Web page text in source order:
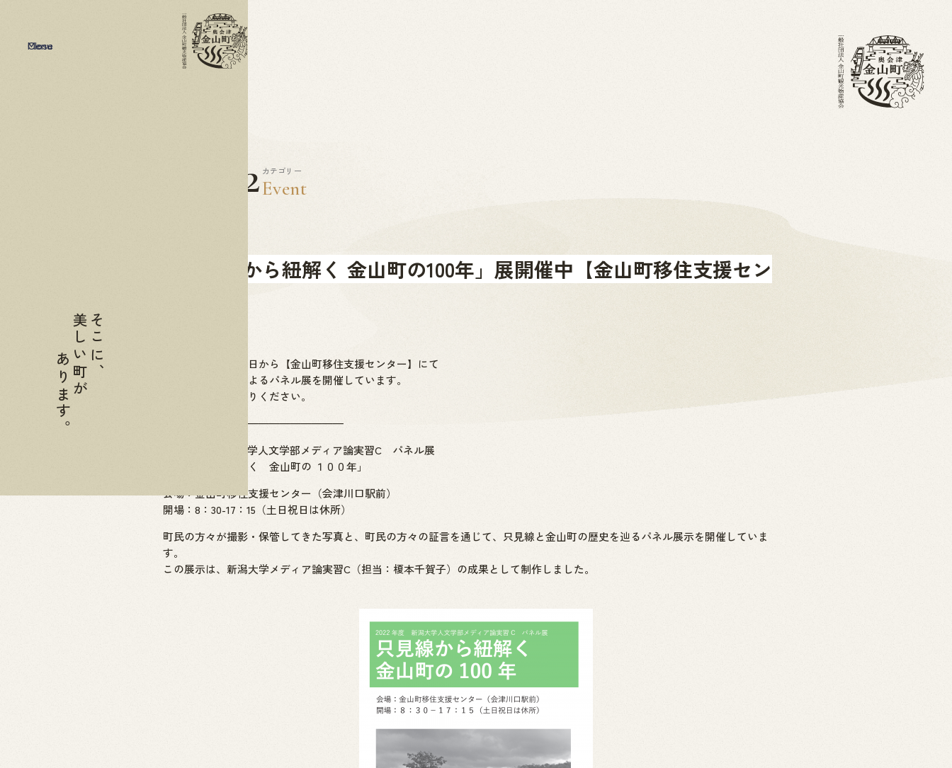
08.02 カテゴリー
Event
「只見線から紐解く 金山町の100年」展開催中【金山町移住支援セン
２０２２年８月２日から【金山町移住支援センター】にて
新潟大学の学生によるパネル展を開催しています。
お気軽にお立ち寄りください。
—————————————————
2022年度 新潟大学人文学部メディア論実習C パネル展
「只見線から紐解く 金山町の １００年」
会場：金山町移住支援センター（会津川口駅前）
開場：8：30-17：15（土日祝日は休所）
町民の方々が撮影・保管してきた写真と、町民の方々の証言を通じて、只見線と金山町の歴史を辿るパネル展示を開催していま
す。
この展示は、新潟大学メディア論実習C（担当：榎本千賀子）の成果として制作しました。
そこに、
美しい町が
あります。
Menu
Close